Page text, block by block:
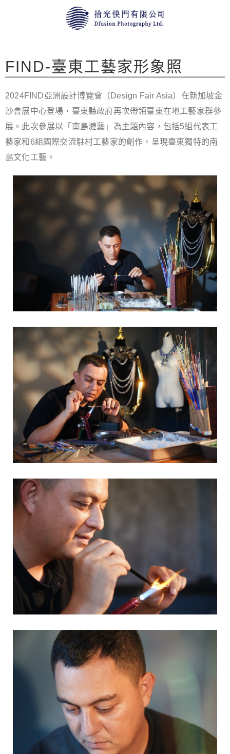
FIND-臺東工藝家形象照
2024FIND亞洲設計博覽會（Design Fair Asia）在新加坡金
沙會展中心登場，臺東縣政府再次帶領臺東在地工藝家群參
展。此次參展以「南島漣藝」為主題內容，包括5組代表工
藝家和6組國際交流駐村工藝家的創作，呈現臺東獨特的南
島文化工藝。